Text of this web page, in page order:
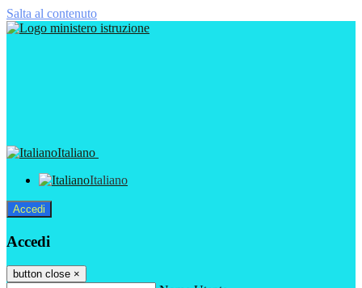
Salta al contenuto
Italiano
Italiano
Accedi
Accedi
button close ×